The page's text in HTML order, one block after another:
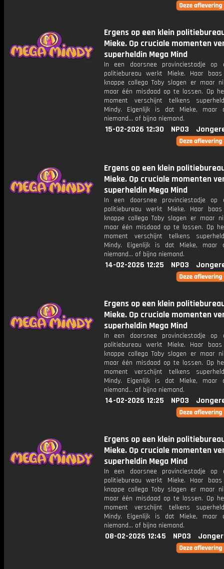
Ergens op een klein
Mieke. Op cruciale momenten
superheldin Mega Mind
In een doorsnee provinciestadje op
politiebureau werkt Mieke. Haar
knappe collega Toby slagen er maar
maar één misdaad op te lossen. Op
moment verschijnt telkens
Mindy. Eigenlijk is dat Mieke, maar
niemand... of bijna niemand.
15-02-2026 12:30 NPO3
Ergens op een klein
Mieke. Op cruciale momenten
superheldin Mega Mind
In een doorsnee provinciestadje op
politiebureau werkt Mieke. Haar
knappe collega Toby slagen er maar
maar één misdaad op te lossen. Op
moment verschijnt telkens
Mindy. Eigenlijk is dat Mieke, maar
niemand... of bijna niemand.
14-02-2026 12:25 NPO3
Ergens op een klein
Mieke. Op cruciale momenten
superheldin Mega Mind
In een doorsnee provinciestadje op
politiebureau werkt Mieke. Haar
knappe collega Toby slagen er maar
maar één misdaad op te lossen. Op
moment verschijnt telkens
Mindy. Eigenlijk is dat Mieke, maar
niemand... of bijna niemand.
14-02-2026 12:25 NPO3
Ergens op een klein
Mieke. Op cruciale momenten
superheldin Mega Mind
In een doorsnee provinciestadje op
politiebureau werkt Mieke. Haar
knappe collega Toby slagen er maar
maar één misdaad op te lossen. Op
moment verschijnt telkens
Mindy. Eigenlijk is dat Mieke, maar
niemand... of bijna niemand.
08-02-2026 12:45 NPO3